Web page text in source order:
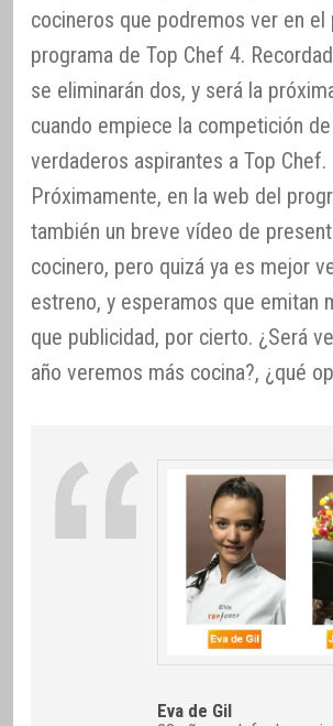
cocineros que podremos ver en el
programa de Top Chef 4.
se eliminarán dos, y será la
cuando empiece la competición
verdaderos aspirantes a Top Chef.
Próximamente, en la web del
también un breve vídeo de
cocinero, pero quizá ya es mejor
estreno, y esperamos que emitan
que publicidad, por cierto. ¿Será
año veremos más cocina?, ¿qué
Eva de Gil